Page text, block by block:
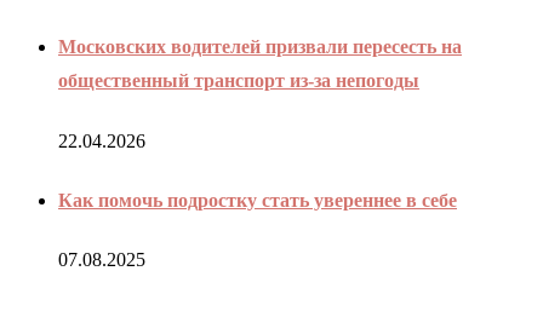
Московских водителей призвали пересесть на
общественный транспорт из-за непогоды
22.04.2026
Как помочь подростку стать увереннее в себе
07.08.2025